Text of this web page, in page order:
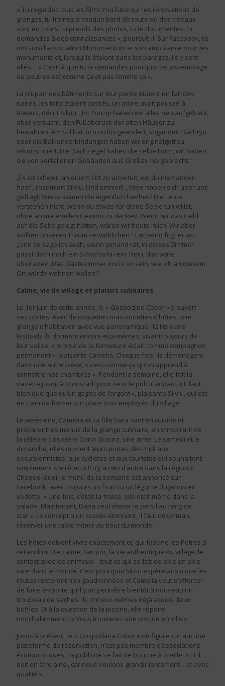
« Tu regardes tous les films YouTube sur les rénovations de
granges, tu freines à chaque bord de route où des travaux
sont en cours, tu prends des photos, tu te documentes, tu
demandes à des connaissances », poursuit-il. Sur Facebook, ils
ont suivi l’association Monumentum et son ambulance pour les
monuments et, lorsqu’ils étaient dans les parages, ils y sont
allés… « C’est là que tu te demandes pourquoi cet assemblage
de poutres est comme ça et pas comme ça ».
La plupart des bâtiments sur leur pente étaient en fait des
ruines, les toits étaient cassés, un arbre avait poussé à
travers, décrit Silviu. „Im Prinzip haben wir alles neu aufgebaut,
aber versucht, den Fußabdruck der alten Häuser zu
bewahren. Am Stil hat sich nichts geändert, sogar den Dachtyp
oder die Balkenverbindungen haben wir originalgetreu
rekonstruiert. Die Dachziegel haben die selbe Form, wir haben
sie von verfallenen Gebäuden aus Großau hergebracht.“
„Es ist schwer, an einem Ort zu arbeiten, wo du niemanden
hast“, resümiert Silviu. Und sinniert: „Viele haben sich über uns
gefragt: Wieso kamen die eigentlich hierher? Die Leute
verstehen nicht, wenn du etwas für deine Seele tun willst,
ohne an materiellen Gewinn zu denken. Wenn wir das Geld
auf die Seite gelegt hätten, wären wir heute reich! Wir aber
wollten unseren Traum verwirklichen.“ Lächelnd fügt er an:
„Und so sage ich auch, wenn jemand rät, in dieses Zimmer
passt doch noch ein Schlafsofa rein: Nein, das wäre
überladen. Das Gästezimmer muss so sein, wie ich an diesem
Ort würde wohnen wollen.“
Calme, vie de village et plaisirs culinaires
Le 1er juin de cette année, le « Gospod˛rie Cobor » a ouvert
ses portes. Avec de coquettes maisonnettes d’hôtes, une
grange d’habitation avec vue panoramique, 12 lits dans
lesquels ils dorment encore eux-mêmes, vivant toujours de
leur valise, « le bruit de la fermeture éclair comme compagnon
permanent », plaisante Camelia. Chaque fois, ils déménagent
dans une autre pièce, « c’est comme ça qu’on apprend à
connaître nos chambres ». Pendant la semaine, elle fait la
navette jusqu’à Kronstadt pour tenir le pub irlandais. « Il faut
bien que quelqu’un gagne de l’argent », plaisante Silviu, qui est
en train de former sur place trois employés du village.
Le week-end, Camelia et sa fille Sara sont en cuisine et
préparent les menus de la grange culinaire, en s’inspirant de
la célèbre cuisinière Dana Graura, une amie. Le samedi et le
dimanche, elles ouvrent leurs portes dès midi aux
excursionnistes, aux cyclistes et aux touristes qui souhaitent
simplement s’arrêter. « Il n’y a rien d’autre dans la région ».
Chaque jeudi, le menu de la semaine est annoncé sur
Facebook, avec toujours un fruit ou un légume du jardin en
vedette. « Une fois, c’était la fraise, elle était même dans la
salade. Maintenant, Dana veut élever le persil au rang de
star ». Le concept a un succès étonnant, il faut désormais
réserver une table même au bout du monde…
Les hôtes doivent vivre exactement ce qui fascine les Petres à
cet endroit : Le calme, l’air pur, la vie authentique du village, le
contact avec les animaux – tout ce qui se fait de plus en plus
rare dans le monde. C’est pourquoi Silviu espère aussi que les
routes resteront non goudronnées et Camelia veut s’efforcer
de faire en sorte qu’il y ait peut-être bientôt à nouveau un
troupeau de vaches. Ils ont eux-mêmes déjà acquis deux
buffles. Et à la question de la piscine, elle répond
nonchalamment : « Vous trouverez une piscine en ville ».
Jusqu’à présent, le « Gospodăria Cobor » ne figure sur aucune
plateforme de réservation, n’est pas membre d’associations
écotouristiques. La publicité se fait de bouche à oreille. « Et il
doit en être ainsi, car nous voulons grandir lentement – et avec
qualité ».